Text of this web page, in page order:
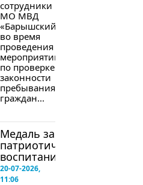
сотрудники
МО МВД
«Барышский»
во время
проведения
мероприятий
по проверке
законности
пребывания
граждан...
Медаль за
патриотическое
воспитание
20-07-2026,
11:06